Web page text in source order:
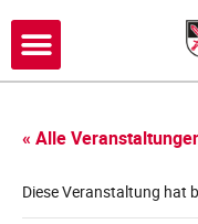
« Alle
Diese Veranstaltung hat